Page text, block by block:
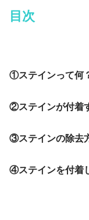
目次
①ステインって何
②ステインが付着
③ステインの除去
④ステインを付着